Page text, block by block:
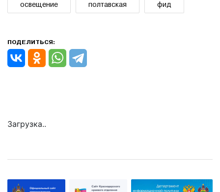
освещение полтавская фид
ПОДЕЛИТЬСЯ:
Загрузка..